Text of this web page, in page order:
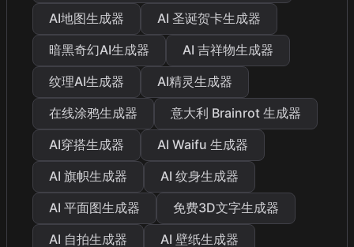
AI地图生成器
AI 圣诞贺卡生成器
暗黑奇幻AI生成器
AI 吉祥物生成器
纹理AI生成器
AI精灵生成器
在线涂鸦生成器
意大利 Brainrot 生成器
AI穿搭生成器
AI Waifu 生成器
AI 旗帜生成器
AI 纹身生成器
AI 平面图生成器
免费3D文字生成器
AI 自拍生成器
AI 壁纸生成器